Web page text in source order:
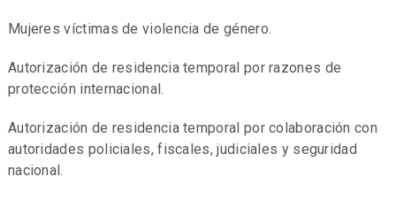
Mujeres víctimas de violencia de género.
Autorización de residencia temporal por razones de
protección internacional.
Autorización de residencia temporal por colaboración con
autoridades policiales, fiscales, judiciales y seguridad
nacional.